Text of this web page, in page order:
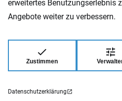
erweitertes Benutzungserlebnis
Angebote weiter zu verbessern.
Zustimmen
Datenschutzerklärung
Gewerbepark 46
D-08258 Markneukirchen
© 2026 Warwick GmbH & Co Music
KG.